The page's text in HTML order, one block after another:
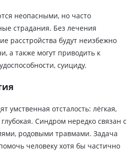
неопасными, но часто
страдания. Без лечения
расстройства будут неизбежно
а также могут приводить к
суициду.
умственная отсталость: лёгкая,
Синдром нередко связан с
родовыми травмами. Задача
человеку хотя бы частично